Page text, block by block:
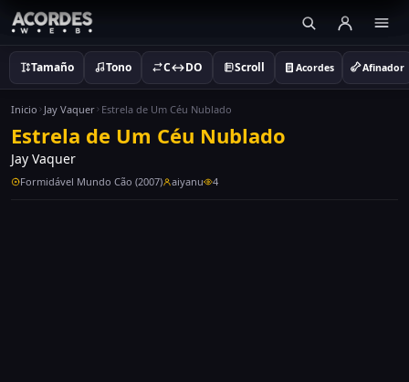
Tamaño Tono C↔DO Scroll Acordes Afinador
Inicio Jay Vaquer Estrela de Um Céu Nublado
Estrela de Um Céu Nublado
Jay Vaquer
Formidável Mundo Cão (2007) aiyanu 4